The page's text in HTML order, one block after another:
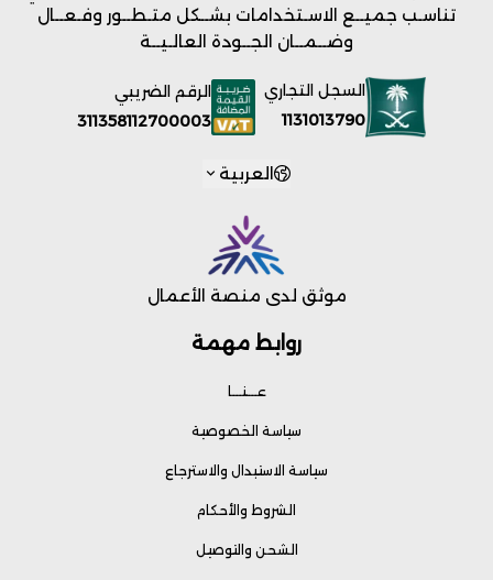
روابط مهمة
عـــنـــا
سياسة الخصوصية
سياسة الاستبدال والاسترجاع
الشروط والأحكام
الشحن والتوصيل
تناسـب جميــع الاسـتخدامات بشــكل متـطــور وفـعــال
وضــمــان الجــودة العالـيــة
السجل التجاري
1131013790
الرقم الضريبي
311358112700003
العربية
موثق لدى منصة الأعمال